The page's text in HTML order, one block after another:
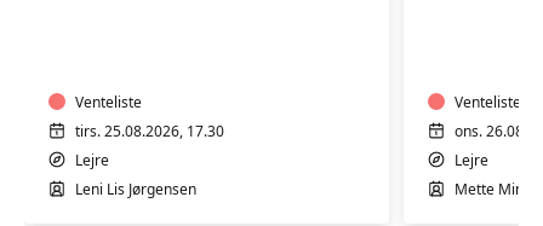
Venteliste
tirs. 25.08.2026, 17.30
Lejre
Leni Lis Jørgensen
Venteliste
ons.
Lejre
Mette Minor